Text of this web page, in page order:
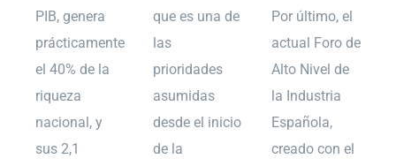
PIB, genera
prácticamente
el 40% de la
riqueza
nacional, y
sus 2,1
que es una de
las
prioridades
asumidas
desde el inicio
de la
Por último, el
actual Foro de
Alto Nivel de
la Industria
Española,
creado con el